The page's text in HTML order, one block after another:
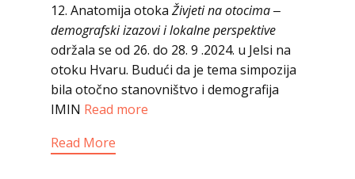
12. Anatomija otoka Živjeti na otocima ‒
demografski izazovi i lokalne perspektive
održala se od 26. do 28. 9 .2024. u Jelsi na
otoku Hvaru. Budući da je tema simpozija
bila otočno stanovništvo i demografija
IMIN Read more
Read More